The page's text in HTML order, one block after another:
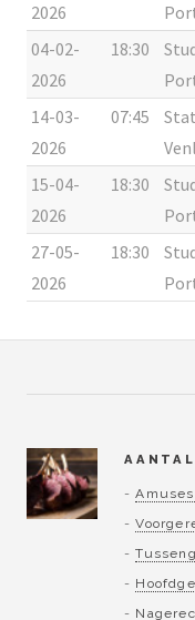
2026
04-02-
2026
18:30
14-03-
2026
07:45
15-04-
2026
18:30
27-05-
2026
18:30
-Amuses
-
-
-
-